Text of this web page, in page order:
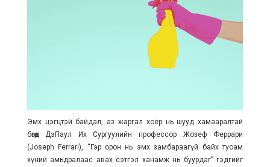
Эмх цэгцтэй байдал, аз жаргал хоёр нь шууд хамааралтай
бөгөөд ДэПаул Их Сургуулийн профессор Жозеф Феррари
(Joseph Ferrari), “Гэр орон нь эмх замбараагүй байх тусам
хүний амьдралаас авах сэтгэл ханамж нь буурдаг” гэдгийг